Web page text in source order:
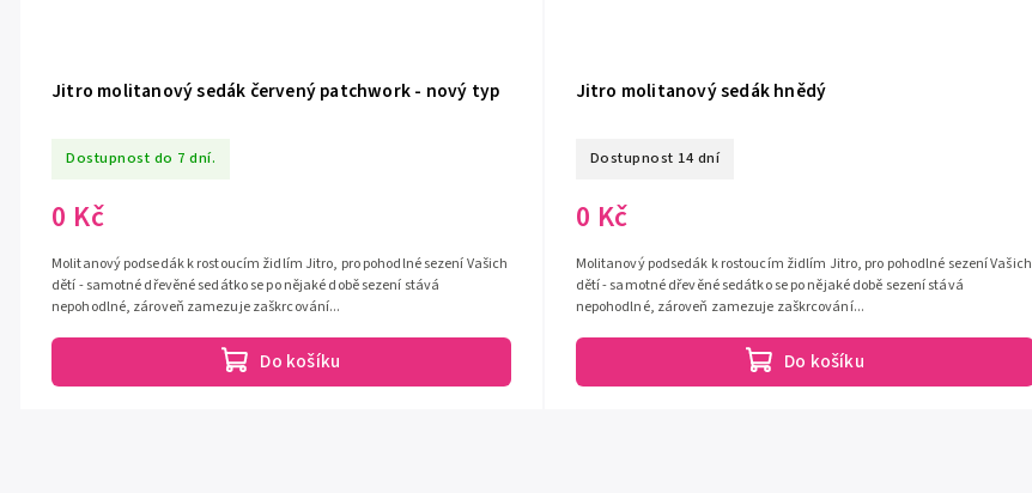
Jitro molitanový sedák červený patchwork - nový typ
Dostupnost do 7 dní.
0 Kč
Do košíku
Molitanový podsedák k rostoucím židlím Jitro, pro pohodlné sezení Vašich
dětí - samotné dřevěné sedátko se po nějaké době sezení stává
nepohodlné, zároveň zamezuje zaškrcování...
Jitro molitanový sedák hnědý
Dostupnost 14 dní
0 Kč
Do košíku
Molitanový podsedák k rostoucím židlím Jitro, pro pohodlné sezení Vašich
dětí - samotné dřevěné sedátko se po nějaké době sezení stává
nepohodlné, zároveň zamezuje zaškrcování...